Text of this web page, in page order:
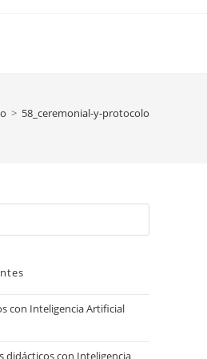
> 58_ceremonial-y-protocolo
Escape
con Inteligencia Artificial
didácticos con Inteligencia